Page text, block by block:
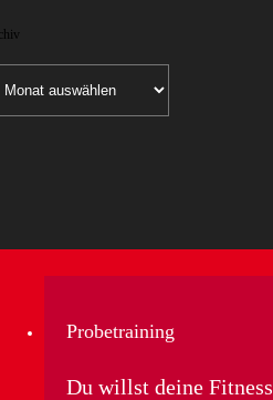
Probetraining
Du willst deine Fitness